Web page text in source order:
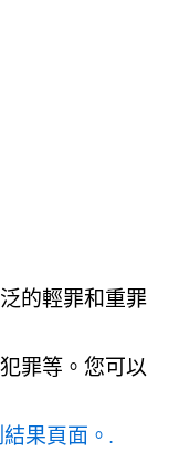
的輕罪和重罪
罪等。您可以
果頁面。.